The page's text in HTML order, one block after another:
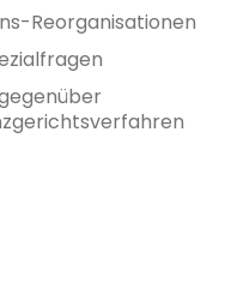
Reorganisationen